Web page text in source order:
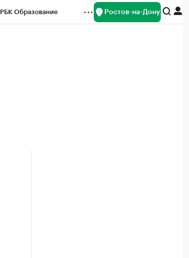
РБК Образование Ростов-на-Дону